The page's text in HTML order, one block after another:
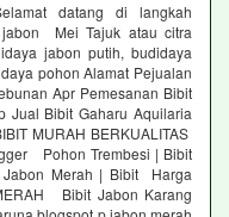
datang di langkah
Mei Tajuk atau citra
jabon putih, budidaya
pohon Alamat Pejualan
Apr Pemesanan Bibit
Jual Bibit Gaharu Aquilaria
MURAH BERKUALITAS
Pohon Trembesi | Bibit
Merah | Bibit Harga
Bibit Jabon Karang